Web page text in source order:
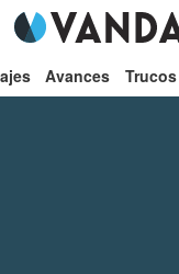
Avances Trucos